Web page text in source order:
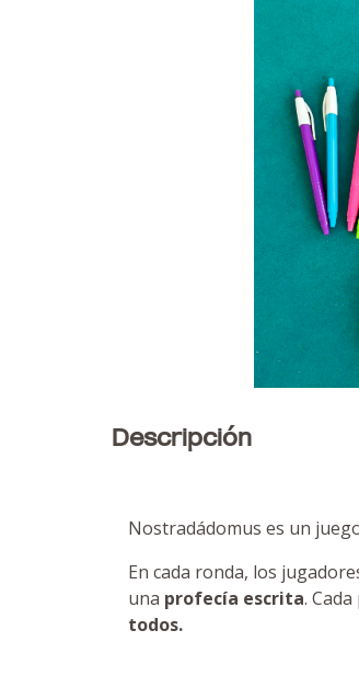
Descripción
Nostradádomus es un
En cada ronda, los
una profecía escrita.
todos.